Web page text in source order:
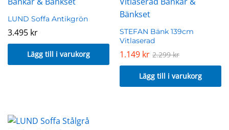
LUND Soffa Antikgrön
3.495 kr
Lägg till i varukorg
STEFAN Bänk 139cm
Vitlaserad
1.149 kr 2.299kr
Lägg till i varukorg